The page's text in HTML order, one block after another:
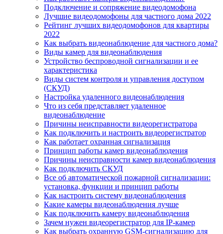
Подключение и сопряжение видеодомофона
Лучшие видеодомофоны для частного дома 2022
Рейтинг лучших видеодомофонов для квартиры
2022
Как выбрать видеонаблюдение для частного дома?
Виды камер для видеонаблюдения
Устройство беспроводной сигнализации и ее
характеристика
Виды систем контроля и управления доступом
(СКУД)
Настройка удаленного видеонаблюдения
Что из себя представляет удаленное
видеонаблюдение
Причины неисправности видеорегистратора
Как подключить и настроить видеорегистратор
Как работает охранная сигнализация
Принцип работы камер видеонаблюдения
Причины неисправности камер видеонаблюдения
Как подключить СКУД
Все об автоматической пожарной сигнализации:
установка, функции и принцип работы
Как настроить систему видеонаблюдения
Какие камеры видеонаблюдения лучше
Как подключить камеру видеонаблюдения
Зачем нужен видеорегистратор для IP-камер
Как выбрать охранную GSM-сигнализацию для